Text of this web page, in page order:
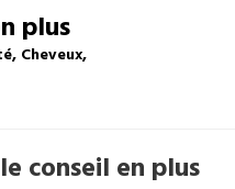
plus
Cheveux,
conseil en plus